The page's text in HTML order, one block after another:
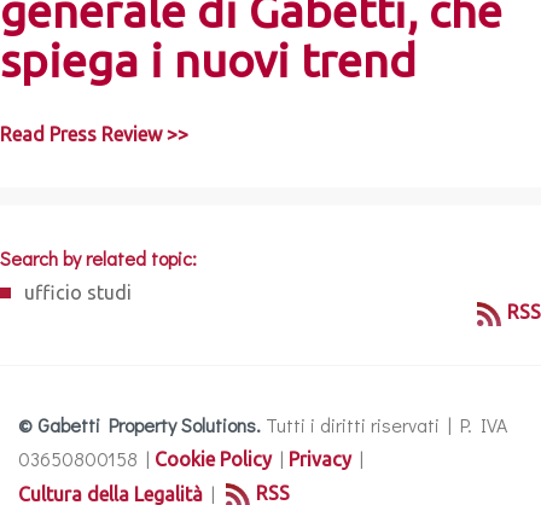
generale di Gabetti, che
spiega i nuovi trend
Read Press Review >>
Search by related topic:
ufficio studi
RSS
© Gabetti Property Solutions. Tutti i diritti riservati | P. IVA
03650800158 | Cookie Policy| Privacy|
Cultura della Legalità | RSS